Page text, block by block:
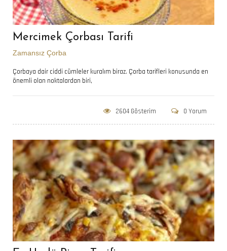
Mercimek Çorbası Tarifi
Zamansız Çorba
Çorbaya dair ciddi cümleler kuralım biraz. Çorba tarifleri konusunda en
önemli olan noktalardan biri,
0 Yorum
2604 Gösterim